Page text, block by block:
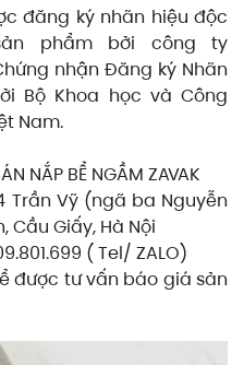
đăng ký nhãn hiệu độc
phẩm bởi công ty
nhận Đăng ký Nhãn
Bộ Khoa học và Công
Nam.
NẮP BỂ NGẦM ZAVAK
Trần Vỹ (ngã ba Nguyễn
Cầu Giấy, Hà Nội
( Tel/ ZALO)
được tư vấn báo giá sản